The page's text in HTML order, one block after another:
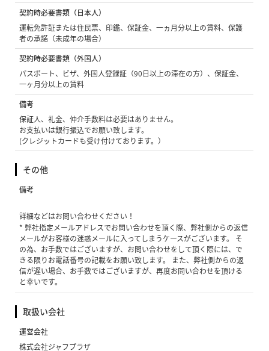
契約時必要書類（日本人）
運転免許証または住民票、印鑑、保証金、一ヵ月分以上の賃料、保護
者の承諾（未成年の場合）
契約時必要書類（外国人）
パスポート、ビザ、外国人登録証（90日以上の滞在の方）、保証金、
一ヶ月分以上の賃料
備考
保証人、礼金、仲介手数料は必要はありません。
お支払いは銀行振込でお願い致します。
(クレジットカードも受け付けております。）
その他
備考
詳細などはお問い合わせください！
* 弊社指定メールアドレスでお問い合わせを頂く際、弊社側からの返信
メールがお客様の迷惑メールに入ってしまうケースがございます。 そ
の為、お手数ではございますが、お問い合わせをして頂く際には、で
きる限りお電話番号の記載をお願い致します。 また、弊社側からの返
信が遅い場合、お手数ではございますが、再度お問い合わせを頂ける
と幸いです。
取扱い会社
運営会社
株式会社ジャフプラザ